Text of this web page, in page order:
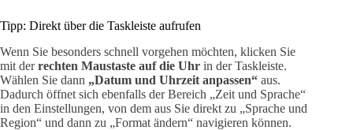
Tipp: Direkt über die Taskleiste aufrufen
Wenn Sie besonders schnell vorgehen möchten, klicken Sie
mit derrechten Maustaste auf die Uhr in der Taskleiste.
Wählen Sie dann „Datum und Uhrzeit anpassen“ aus.
Dadurch öffnet sich ebenfalls der Bereich „Zeit und Sprache“
in den Einstellungen, von dem aus Sie direkt zu „Sprache und
Region“ und dann zu „Format ändern“ navigieren können.